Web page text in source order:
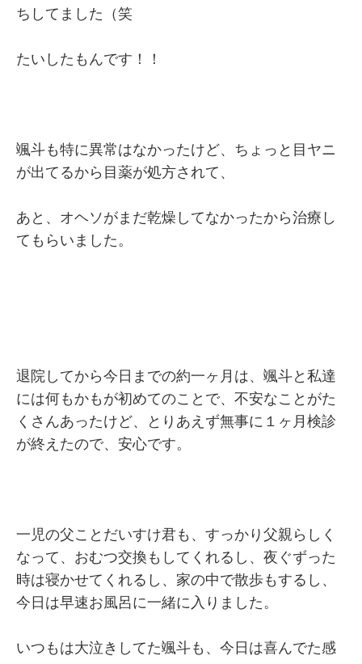
ちしてました（笑
たいしたもんです！！
颯斗も特に異常はなかったけど、ちょっと目ヤニ
が出てるから目薬が処方されて、
あと、オヘソがまだ乾燥してなかったから治療し
てもらいました。
退院してから今日までの約一ヶ月は、颯斗と私達
には何もかもが初めてのことで、不安なことがた
くさんあったけど、とりあえず無事に１ヶ月検診
が終えたので、安心です。
一児の父ことだいすけ君も、すっかり父親らしく
なって、おむつ交換もしてくれるし、夜ぐずった
時は寝かせてくれるし、家の中で散歩もするし、
今日は早速お風呂に一緒に入りました。
いつもは大泣きしてた颯斗も、今日は喜んでた感